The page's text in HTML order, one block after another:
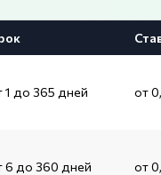
1 до 365 дней от
6 до 360 дней от